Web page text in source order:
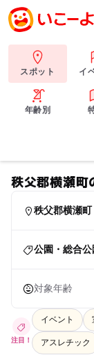
スポット イ
年齢別
秩父郡横瀬町
秩父郡横瀬町
公園・総合公
対象年齢
注目！
イベント
アスレチック